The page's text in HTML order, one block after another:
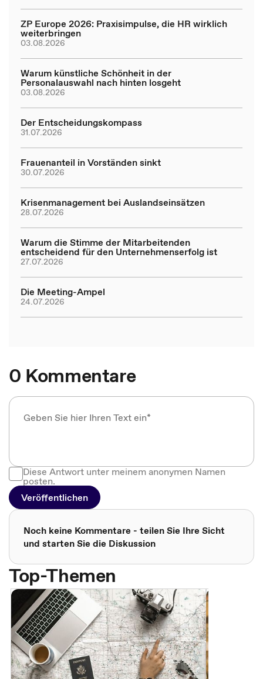
ZP Europe 2026: Praxisimpulse, die HR wirklich
weiterbringen
03.08.2026
Warum künstliche Schönheit in der
Personalauswahl nach hinten losgeht
03.08.2026
Der Entscheidungskompass
31.07.2026
Frauenanteil in Vorständen sinkt
30.07.2026
Krisenmanagement bei Auslandseinsätzen
28.07.2026
Warum die Stimme der Mitarbeitenden
entscheidend für den Unternehmenserfolg ist
27.07.2026
Die Meeting-Ampel
24.07.2026
0 Kommentare
Diese Antwort unter meinem anonymen Namen
posten.
Veröffentlichen
Noch keine Kommentare - teilen Sie Ihre Sicht
und starten Sie die Diskussion
Top-Themen